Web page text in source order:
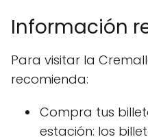
Información
Para visitar la
recomienda:
Compra tus
estación: los